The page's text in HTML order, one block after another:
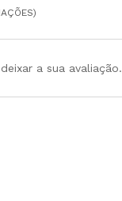
a sua avaliação.